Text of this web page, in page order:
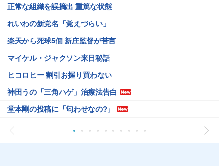
正常な組織を誤摘出 重篤な状態
れいわの新党名「覚えづらい」
楽天から死球5個 新庄監督が苦言
マイケル・ジャクソン来日秘話
ヒコロヒー 割引お握り買わない
神田うの「三角ハゲ」治療法告白
堂本剛の投稿に「匂わせなの?」